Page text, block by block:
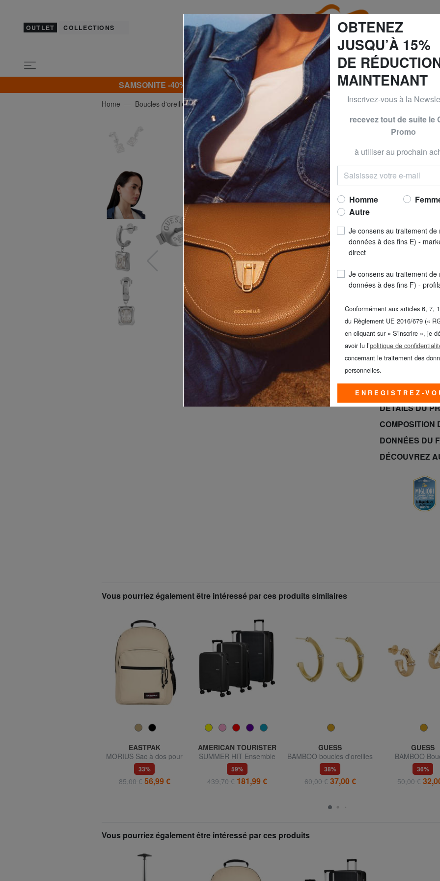
OUTLET COLLECTIONS
SAMSONITE -40% | -50% | -60% | -70% & BRACCIALINI à -50% | -60% | -70%
Home Boucles d'oreilles GUESS
GUESS
BAMBOO
zircone cubique
Maintenant à
prix conseillé
COULEUR:
SAMSONITE -
BRACCIALINI à
jusqu’au
DÉTAILS DU
COMPOSITION
DONNÉES DU
DÉCOUVREZ
Vous pourriez également être intéressé par ces produits similaires
EASTPAK
MORIUS Sac à dos pour
ordinateur 15"
33%
85,00 € 56,99 €
AMERICAN TOURISTER
SUMMER HIT Ensemble
cabine + trolley moyen +
grand
59%
439,70 € 181,99 €
GUESS
BAMBOO boucles d'oreilles
en or jaune
38%
60,00 € 37,00 €
GUESS
BAMBOO
d'oreilles
jaune
36%
50,00 €
Vous pourriez également être intéressé par ces produits
OBTENEZ
JUSQU’À 15%
DE
MAINTENANT
Inscrivez-vous à la
recevez tout de suite le
Promo
à utiliser au prochain
Homme
Autre
Je consens au traitement de
données à des fins E) -
direct
Je consens au traitement de
données à des fins F) -
Conformément aux articles 6, 7,
du Règlement UE 2016/679 («
en cliquant sur « S'inscrire », je
avoir lu l’politique de
concernant le traitement des
personnelles.
ENREGISTREZ-